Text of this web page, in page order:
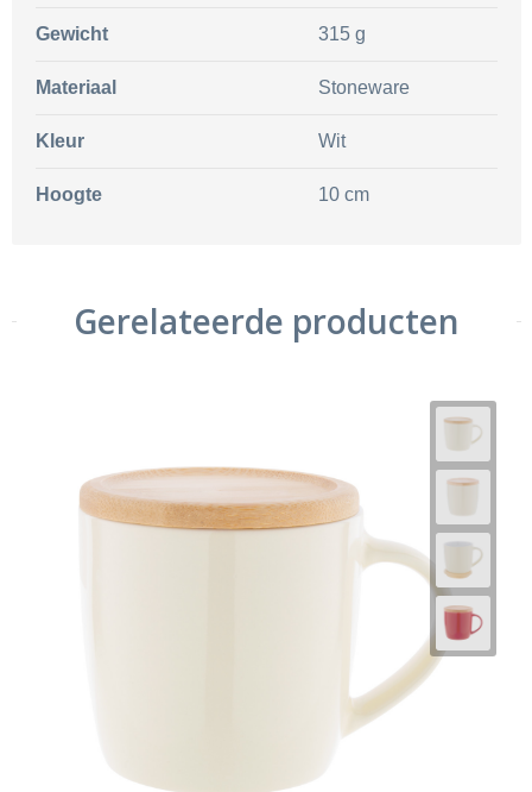
Gewicht 315 g
Materiaal Stoneware
Kleur Wit
Hoogte 10 cm
Gerelateerde producten